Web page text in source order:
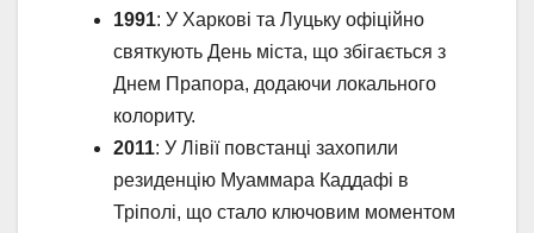
1991: У Харкові та Луцьку офіційно
святкують День міста, що збігається з
Днем Прапора, додаючи локального
колориту.
2011: У Лівії повстанці захопили
резиденцію Муаммара Каддафі в
Тріполі, що стало ключовим моментом